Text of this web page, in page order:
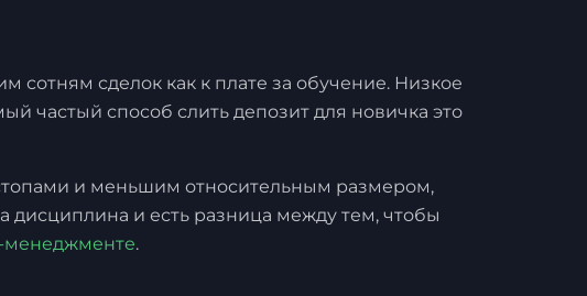
сотням сделок как к плате за обучение. Низкое
частый способ слить депозит для новичка это
и меньшим относительным размером,
дисциплина и есть разница между тем, чтобы
менеджменте.